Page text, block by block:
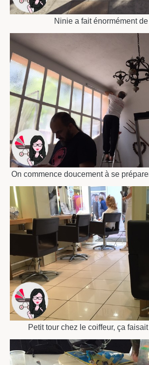
Ninie a fait énormément
On commence doucement à se
Petit tour chez le coiffeur, ça